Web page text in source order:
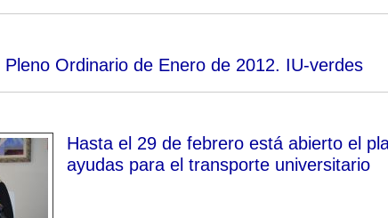
Pleno Ordinario de Enero de 2012. IU-verdes
Hasta el 29 de febrero está abierto el
ayudas para el transporte universitario